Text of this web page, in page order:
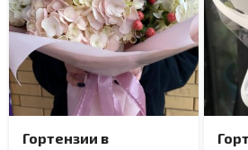
Гортензии в